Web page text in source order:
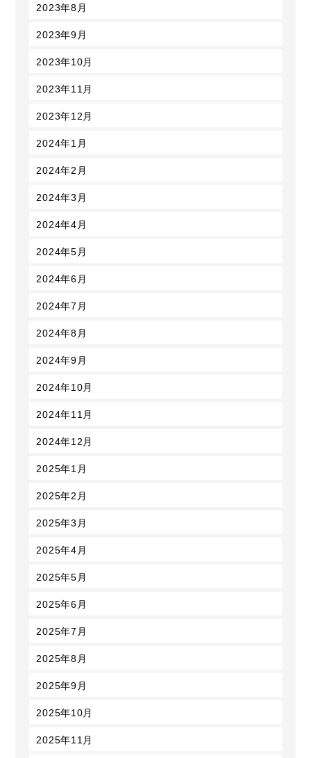
2023年8月
2023年9月
2023年10月
2023年11月
2023年12月
2024年1月
2024年2月
2024年3月
2024年4月
2024年5月
2024年6月
2024年7月
2024年8月
2024年9月
2024年10月
2024年11月
2024年12月
2025年1月
2025年2月
2025年3月
2025年4月
2025年5月
2025年6月
2025年7月
2025年8月
2025年9月
2025年10月
2025年11月